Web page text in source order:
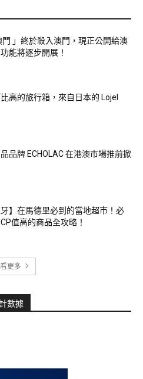
門 」終於殺入澳門，現正公開給澳
能將逐步開展！
高的旅行箱，來自日本的 Lojel
品牌 ECHOLAC 在港澳市場推前掀
牙】在馬德里必到的當地超市！必
值高的商品全攻略！
更多
數據